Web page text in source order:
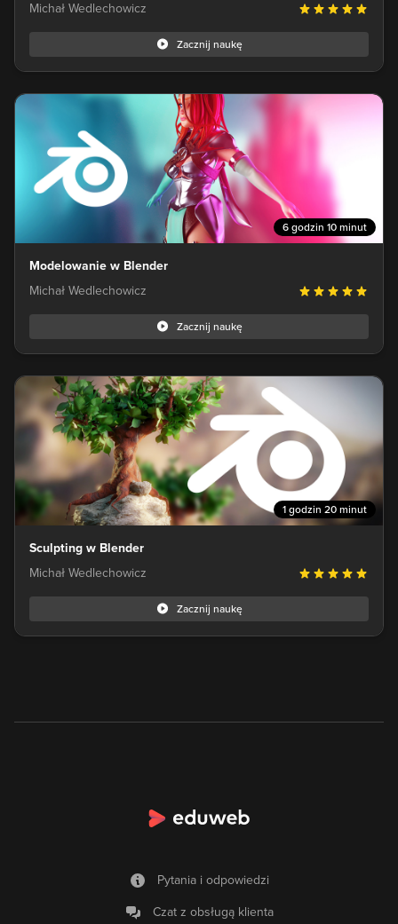
Michał Wedlechowicz
Zacznij naukę
6 godzin 10 minut
Modelowanie w Blender
Michał Wedlechowicz
Zacznij naukę
1 godzin 20 minut
Sculpting w Blender
Michał Wedlechowicz
Zacznij naukę
Pytania i odpowiedzi
Czat z obsługą klienta